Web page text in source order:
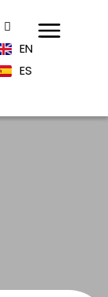
EN
ES